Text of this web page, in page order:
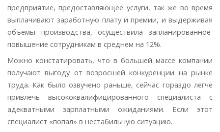
предприятие, предоставляющее услуги, так же во время
выплачивают заработную плату и премии, и выдерживая
объемы производства, осуществила запланированное
повышение сотрудникам в среднем на 12%.
Можно констатировать, что в большей массе компании
получают выгоду от возросшей конкуренции на рынке
труда. Как было озвучено раньше, сейчас гораздо легче
привлечь высококвалифицированного специалиста с
адекватными зарплатными ожиданиями. Если этот
специалист «попал» в нестабильную ситуацию.